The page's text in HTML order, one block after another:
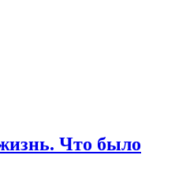
Что было